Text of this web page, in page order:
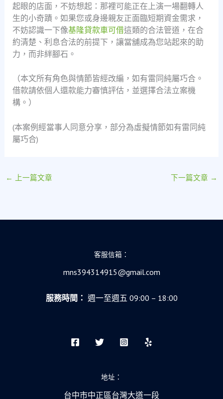
起眼的店面，不妨想起：那裡可能正在上演一場翻轉人
生的小奇蹟。如果您或身邊親友正面臨短期資金需求，
不妨認識一下像基隆貸款車可借這類的合法管道，在合
約清楚、利息合法的前提下，讓當舖成為您站起來的助
力，而非絆腳石。
（本文所有角色與情節皆經改編，如有雷同純屬巧合。
借款請依個人還款能力審慎評估，並選擇合法立案機
構。）
(本案例經當事人同意分享，部分為虛擬情節如有雷同純
屬巧合)
← 上一篇文章 下一篇文章 →
客服信箱：
mns394314915@gmail.com
服務時間： 週一至週五 09:00 – 18:00
地址：
台中市中正區台灣大道一段